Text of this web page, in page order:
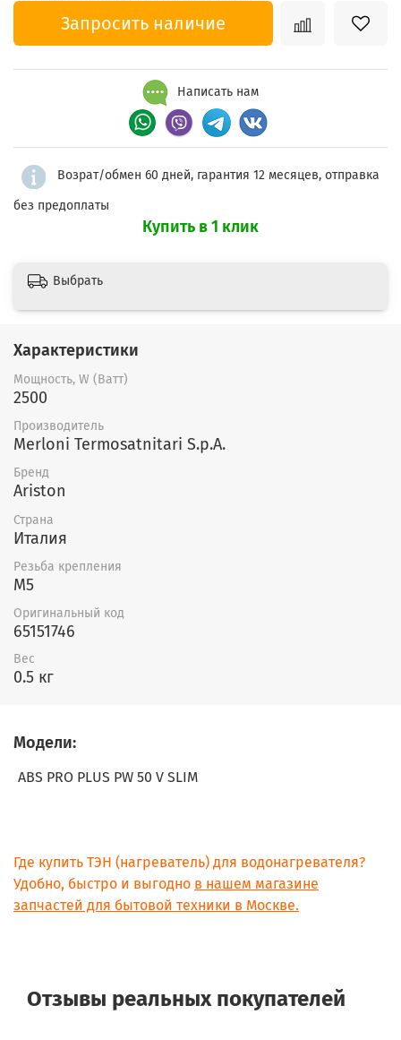
Запросить наличие
Написать нам
Возрат/обмен 60 дней, гарантия 12 месяцев, отправка
без предоплаты
Купить в 1 клик
Выбрать
Характеристики
Мощность, W (Ватт)
2500
Производитель
Merloni Termosatnitari S.p.A.
Бренд
Ariston
Страна
Италия
Резьба крепления
M5
Оригинальный код
65151746
Вес
0.5 кг
Модели:
ABS PRO PLUS PW 50 V SLIM
Где купить ТЭН (нагреватель) для водонагревателя?
Удобно, быстро и выгодно в нашем магазине
запчастей для бытовой техники в Москве.
Отзывы реальных покупателей